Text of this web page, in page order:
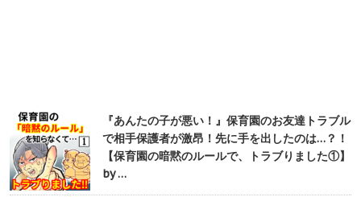
『あんたの子が悪い！』保育園のお友達トラブル
で相手保護者が激昂！先に手を出したのは…？！
【保育園の暗黙のルールで、トラブりました①】
by …